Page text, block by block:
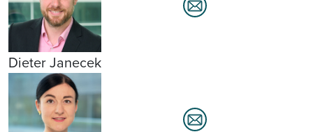
Dieter Janecek